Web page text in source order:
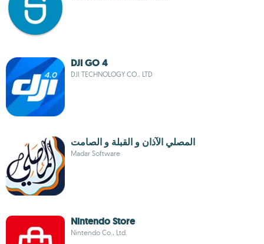
DJI GO 4
DJI TECHNOLOGY CO., LTD
المصلي الآذان و القبلة و الصامت
Madar Software
Nintendo Store
Nintendo Co., Ltd.